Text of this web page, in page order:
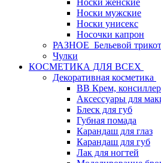
Носки женские
Носки мужские
Носки унисекс
Носочки капрон
РАЗНОЕ_Бельевой
Чулки
КОСМЕТИКА ДЛЯ ВСЕХ
Декоративная косметика
BB Крем,
Аксессуары для
Блеск для губ
Губная помада
Карандаш для глаз
Карандаш для губ
Лак для ногтей